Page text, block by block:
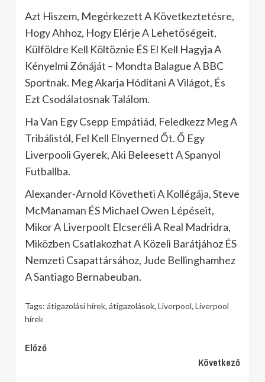
Azt Hiszem, Megérkezett A Következtetésre,
Hogy Ahhoz, Hogy Elérje A Lehetőségeit,
Külföldre Kell Költöznie ÉS El Kell Hagyja A
Kényelmi Zónáját – Mondta Balague A BBC
Sportnak. Meg Akarja Hódítani A Világot, És
Ezt Csodálatosnak Találom.
Ha Van Egy Csepp Empátiád, Feledkezz Meg A
Tribálistól, Fel Kell Elnyerned Őt. Ő Egy
Liverpooli Gyerek, Aki Beleesett A Spanyol
Futballba.
Alexander-Arnold Követheti A Kollégája, Steve
McManaman ÉS Michael Owen Lépéseit,
Mikor A Liverpoolt Elcseréli A Real Madridra,
Miközben Csatlakozhat A Közeli Barátjához ÉS
Nemzeti Csapattársához, Jude Bellinghamhez
A Santiago Bernabeuban.
Tags: átigazolási hírek, átigazolások, Liverpool, Liverpool
hírek
Continue
Előző
Következő